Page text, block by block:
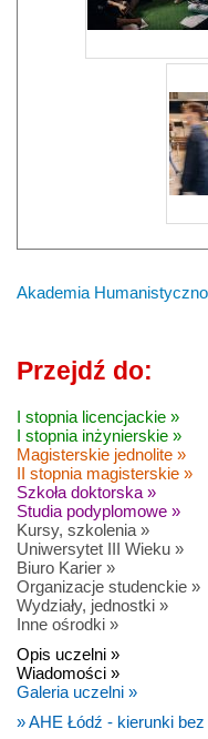
Akademia
Przejdź do:
I stopnia licencjackie »
I stopnia inżynierskie »
Magisterskie jednolite »
II stopnia magisterskie »
Szkoła doktorska »
Studia podyplomowe »
Kursy, szkolenia »
Uniwersytet III Wieku »
Biuro Karier »
Organizacje studenckie »
Wydziały, jednostki »
Inne ośrodki »
Opis uczelni »
Wiadomości »
Galeria uczelni »
» AHE Łódź - kierunki